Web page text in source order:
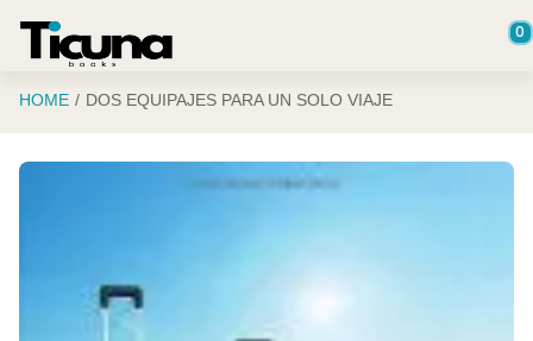
0
HOME DOS EQUIPAJES PARA UN SOLO VIAJE